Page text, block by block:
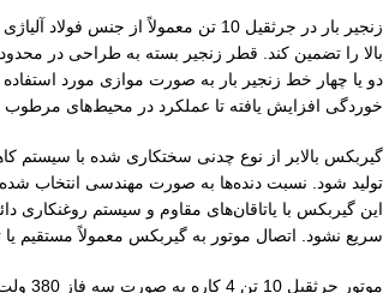
دو یا چهار خط زنجیر بار به صورت موازی مورد
خوردگی افزایش یافته تا عملکرد در محیط‌های مرطوب یا
گیربکس بالابر از نوع چدنی سختکاری شده با سیستم
تولید شود. نسبت دنده‌ها به صورت مهندسی انتخاب
این گیربکس با یاتاقان‌های مقاوم و سیستم روغنکاری
سریع نشود. اتصال موتور به گیربکس معمولاً مستقیم یا